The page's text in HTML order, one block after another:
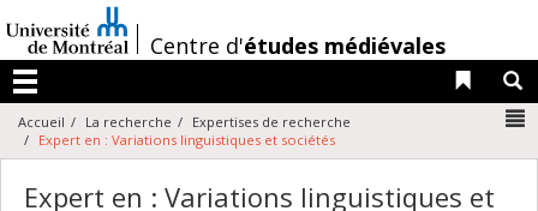
au
contenu
/
Centre d'études médiévales
Menu
Liens
Accueil La recherche
Expertises de recherche
Expert en : Variations linguistiques et sociétés
Expert en : Variations linguistiques et